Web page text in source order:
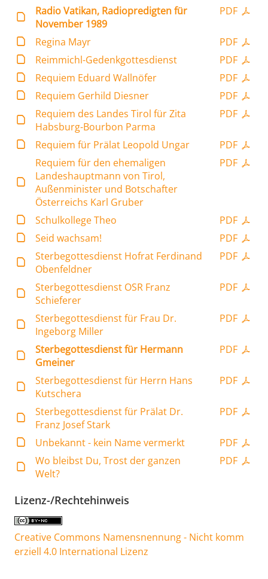
PDF
Radio Vatikan, Radiopredigten für
November 1989
PDF
Regina Mayr
PDF
Reimmichl-Gedenkgottesdienst
PDF
Requiem Eduard Wallnöfer
PDF
Requiem Gerhild Diesner
PDF
Requiem des Landes Tirol für Zita
Habsburg-Bourbon Parma
PDF
Requiem für Prälat Leopold Ungar
PDF
Requiem für den ehemaligen
Landeshauptmann von Tirol,
Außenminister und Botschafter
Österreichs Karl Gruber
PDF
Schulkollege Theo
PDF
Seid wachsam!
PDF
Sterbegottesdienst Hofrat Ferdinand
Obenfeldner
PDF
Sterbegottesdienst OSR Franz
Schieferer
PDF
Sterbegottesdienst für Frau Dr.
Ingeborg Miller
PDF
Sterbegottesdienst für Hermann
Gmeiner
PDF
Sterbegottesdienst für Herrn Hans
Kutschera
PDF
Sterbegottesdienst für Prälat Dr.
Franz Josef Stark
PDF
Unbekannt - kein Name vermerkt
PDF
Wo bleibst Du, Trost der ganzen
Welt?
Lizenz-/Rechtehinweis
Creative Commons Namensnennung - Nicht komm
erziell 4.0 International Lizenz